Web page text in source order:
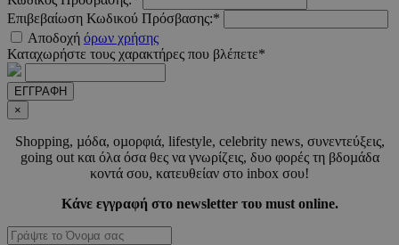
Επιβεβαίωση Κωδικού Πρόσβασης:*
Αποδοχή όρων χρήσης
Καταχωρήστε τους χαρακτήρες που βλέπετε*
ΕΓΓΡΑΦΗ
×
Shopping, µόδα, οµορφιά, lifestyle, celebrity news, συνεντεύξεις,
going out και όλα όσα θες να γνωρίζεις, δυο φορές τη βδοµάδα
κοντά σου, κατευθείαν στο inbox σου!
Κάνε εγγραφή στο newsletter του must online.